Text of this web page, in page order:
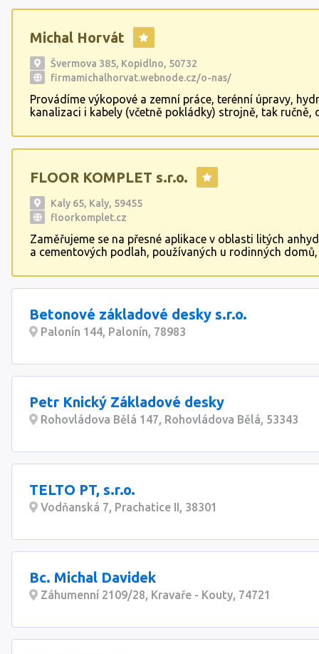
Michal Horvát
Švermova 385, Kopidlno, 50732
firmamichalhorvat.webnode.cz/o-nas/
Provádíme výkopové a zemní práce, terénní úpravy,
kanalizaci i kabely (včetně pokládky) strojně, tak ručně,
betonu... Stavíme oplocení, ploty, opěrné zdi, základové
hrubé stavby, věnce... Pokládáme zámkové a kamenné
provádíme vyklízecí práce, včetně nebezpečných
holubího trusu, včetně dezinsekce a dezinfekce.
FLOOR KOMPLET s.r.o.
Kaly 65, Kaly, 59455
floorkomplet.cz
Zaměřujeme se na přesné aplikace v oblasti litých
a cementových podlah, používaných u rodinných domů,
léty prověřených materiálů. Zhotovujeme přesné hlazené
základové desky, od kterých se odvíjí další přesná
dokonalá pokládka izolací EPS, montáž systémových
podlahové vytápění, vylití litých potěrů a konečná
finálních vrstev.
Betonové základové desky s.r.o.
Palonín 144, Palonín, 78983
Petr Knický Základové desky
Rohovládova Bělá 147, Rohovládova Bělá, 53343
TELTO PT, s.r.o.
Vodňanská 7, Prachatice II, 38301
Bc. Michal Davidek
Záhumenní 2109/28, Kravaře - Kouty, 74721